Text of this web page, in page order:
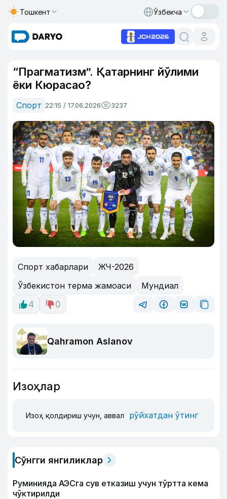
Тошкент Ўзбекча
“Прагматизм”. Қатарнинг йўлими
ёки Кюрасао?
Спорт 22:15 / 17.06.2026 3237
Спорт хабарлари
ЖЧ-2026
Ўзбекистон терма жамоаси
Мундиал
4
0
Qahramon Aslanov
Изоҳлар
Изоҳ қолдириш учун, аввал рўйхатдан ўтинг
Сўнгги янгиликлар
Руминияда АЭСга сув етказиш учун тўртта кема
чўктирилди